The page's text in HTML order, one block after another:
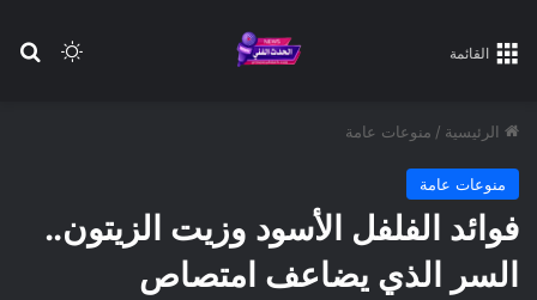
الوضع القائمة
الرئيسية / منوعات عامة
منوعات عامة
فوائد الفلفل الأسود وزيت الزيتون..
السر الذي يضاعف امتصاص